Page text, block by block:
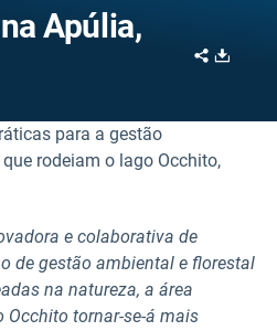
Apúlia,
Share
e colaborativa de
de gestão ambiental e florestal
na natureza, a área
tornar-se-á mais